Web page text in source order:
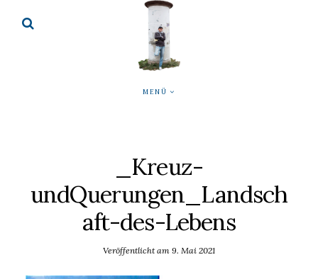
MENÜ
_Kreuz-
undQuerungen_Landsch
aft-des-Lebens
Veröffentlicht am 9. Mai 2021